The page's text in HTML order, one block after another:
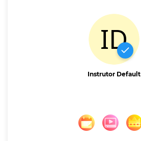
Instrutor Default